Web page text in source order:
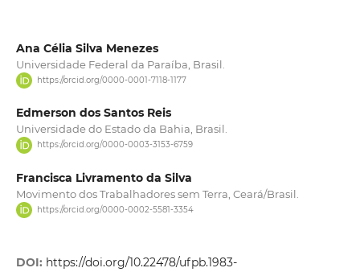
Ana Célia Silva Menezes
Universidade Federal da Paraíba, Brasil.
https://orcid.org/0000-0001-7118-1177
Edmerson dos Santos Reis
Universidade do Estado da Bahia, Brasil.
https://orcid.org/0000-0003-3153-6759
Francisca Livramento da Silva
Movimento dos Trabalhadores sem Terra, Ceará/Brasil.
https://orcid.org/0000-0002-5581-3354
DOI: https://doi.org/10.22478/ufpb.1983-